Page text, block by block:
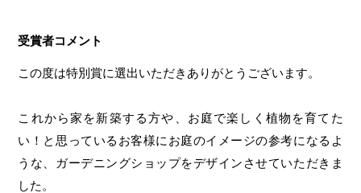
受賞者コメント
この度は特別賞に選出いただきありがとうございます。
これから家を新築する方や、お庭で楽しく植物を育てた
い！と思っているお客様にお庭のイメージの参考になるよ
うな、ガーデニングショップをデザインさせていただきま
した。